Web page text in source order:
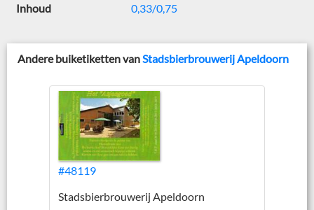
Inhoud 0,33/0,75
Andere buiketiketten vanStadsbierbrouwerij Apeldoorn
#48119
Stadsbierbrouwerij Apeldoorn